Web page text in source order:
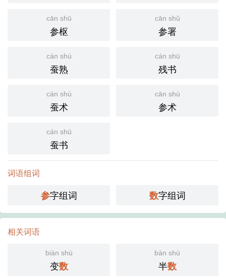
cān shū
参枢
cān shǔ
参署
cán shú
蚕熟
cán shū
残书
cán shù
蚕术
cān shù
参术
cán shū
蚕书
词语组词
参字组词 数字组词
相关词语
biàn shù
变数
bàn shù
半数